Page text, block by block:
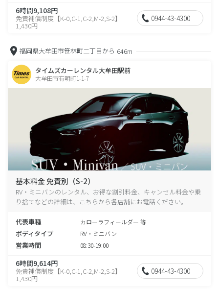
6時間9,108円
免責補償制度【K-0,C-1,C-2,M-2,S-2】
1,430円
0944-43-4300
福岡県大牟田市笹林町二丁目から 646m
タイムズカーレンタル大牟田駅前
大牟田市有明町1-1-7
基本料金 免責別（S-2）
RV・ミニバンのレンタル、お得な割引料金、キャンセル料金や乗
り捨てなどの詳細は、こちらから各店舗にお電話ください。
代表車種 カローラフィールダー 等
ボディタイプ RV・ミニバン
営業時間 08:30-19:00
6時間9,614円
免責補償制度【K-0,C-1,C-2,M-2,S-2】
1,430円
0944-43-4300